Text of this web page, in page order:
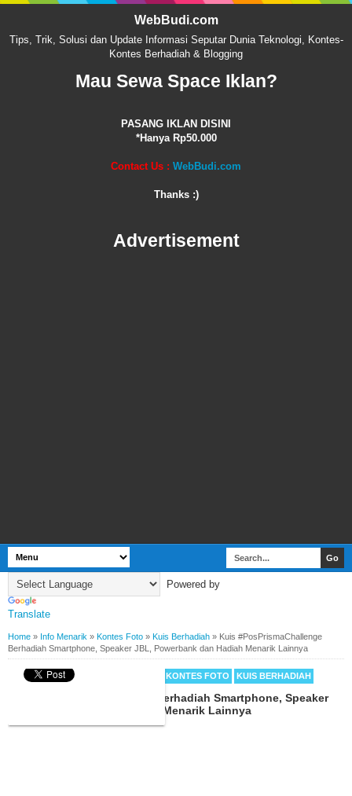
WebBudi.com
Tips, Trik, Solusi dan Update Informasi Seputar Dunia Teknologi, Kontes-
Kontes Berhadiah & Blogging
Mau Sewa Space Iklan?
PASANG IKLAN DISINI
*Hanya Rp50.000
Contact Us : WebBudi.com
Thanks :)
Advertisement
Powered by
Translate
Home » Info Menarik » Kontes Foto » Kuis Berhadiah » Kuis #PosPrismaChallenge
Berhadiah Smartphone, Speaker JBL, Powerbank dan Hadiah Menarik Lainnya
BYWEBBUDI.COM KONTES FOTO KUIS BERHADIAH
Kuis #PosPrismaChallenge Berhadiah Smartphone, Speaker
JBL, Powerbank dan Hadiah Menarik Lainnya